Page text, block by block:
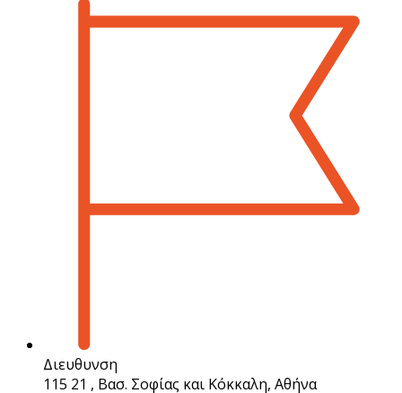
Διευθυνση
115 21 , Βασ. Σοφίας και Κόκκαλη, Αθήνα